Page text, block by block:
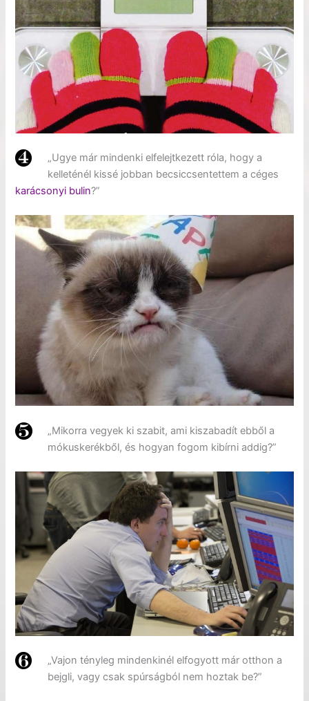
„Ugye már mindenki elfelejtkezett róla, hogy a
kelleténél kissé jobban becsiccsentettem a céges
karácsonyi bulin?”
„Mikorra vegyek ki szabit, ami kiszabadít ebből a
mókuskerékből, és hogyan fogom kibírni addig?”
„Vajon tényleg mindenkinél elfogyott már otthon a
bejgli, vagy csak spúrságból nem hoztak be?”